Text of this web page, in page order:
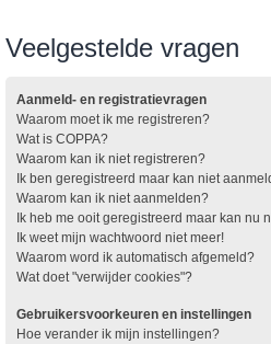
Veelgestelde vragen
Aanmeld- en registratievragen
Waarom moet ik me registreren?
Wat is COPPA?
Waarom kan ik niet registreren?
Ik ben geregistreerd maar kan niet
Waarom kan ik niet aanmelden?
Ik heb me ooit geregistreerd maar kan nu
Ik weet mijn wachtwoord niet meer!
Waarom word ik automatisch afgemeld?
Wat doet "verwijder cookies"?
Gebruikersvoorkeuren en instellingen
Hoe verander ik mijn instellingen?